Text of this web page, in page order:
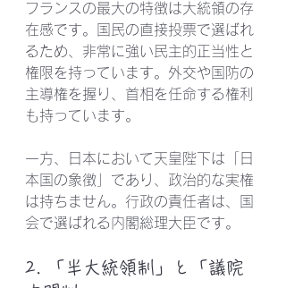
フランスの最大の特徴は大統領の存
在感です。国民の直接投票で選ばれ
るため、非常に強い民主的正当性と
権限を持っています。外交や国防の
主導権を握り、首相を任命する権利
も持っています。
一方、日本において天皇陛下は「日
本国の象徴」であり、政治的な実権
は持ちません。行政の責任者は、国
会で選ばれる内閣総理大臣です。
2. 「半大統領制」と「議院